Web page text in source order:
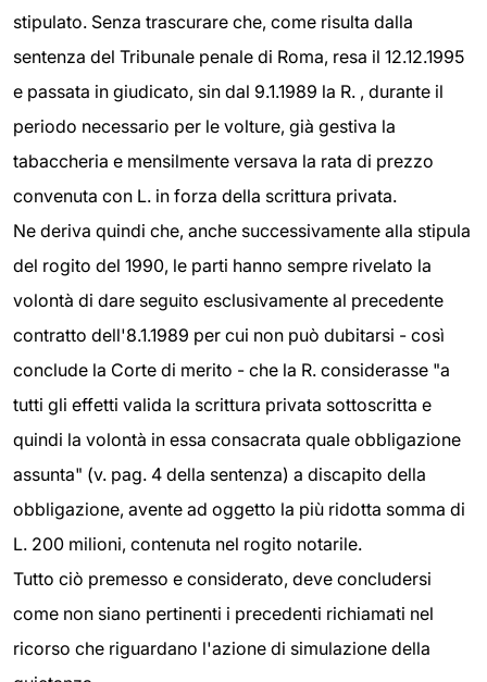
stipulato. Senza trascurare che, come risulta dalla
sentenza del Tribunale penale di Roma, resa il 12.12.1995
e passata in giudicato, sin dal 9.1.1989 la R. , durante il
periodo necessario per le volture, già gestiva la
tabaccheria e mensilmente versava la rata di prezzo
convenuta con L. in forza della scrittura privata.
Ne deriva quindi che, anche successivamente alla stipula
del rogito del 1990, le parti hanno sempre rivelato la
volontà di dare seguito esclusivamente al precedente
contratto dell'8.1.1989 per cui non può dubitarsi - così
conclude la Corte di merito - che la R. considerasse "a
tutti gli effetti valida la scrittura privata sottoscritta e
quindi la volontà in essa consacrata quale obbligazione
assunta" (v. pag. 4 della sentenza) a discapito della
obbligazione, avente ad oggetto la più ridotta somma di
L. 200 milioni, contenuta nel rogito notarile.
Tutto ciò premesso e considerato, deve concludersi
come non siano pertinenti i precedenti richiamati nel
ricorso che riguardano l'azione di simulazione della